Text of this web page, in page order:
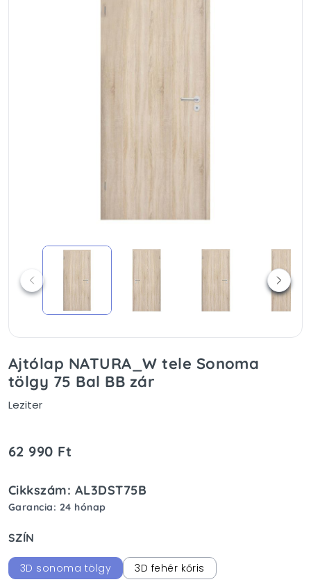
Ajtólap NATURA_W tele Sonoma
tölgy 75 Bal BB zár
Leziter
62 990 Ft
Cikkszám: AL3DST75B
Garancia: 24 hónap
SZÍN
3D sonoma tölgy 3D fehér kőris